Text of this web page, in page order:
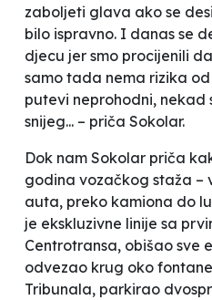
zaboljeti glava ako se
bilo ispravno. I danas se
djecu jer smo procijenili
samo tada nema rizika od
putevi neprohodni, nekad
snijeg... – priča Sokolar.
Dok nam Sokolar priča
godina vozačkog staža –
auta, preko kamiona do
je ekskluzivne linije sa
Centrotransa, obišao sve
odvezao krug oko
Tribunala, parkirao